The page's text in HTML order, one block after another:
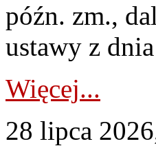
późn. zm.,
ustawy z
Więcej...
28 lipca